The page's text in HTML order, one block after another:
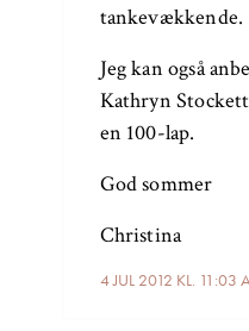
4 JUL 2012 KL. 11:03
tankevækkende.
Jeg kan også
Kathryn
en 100-lap.
God sommer
Christina